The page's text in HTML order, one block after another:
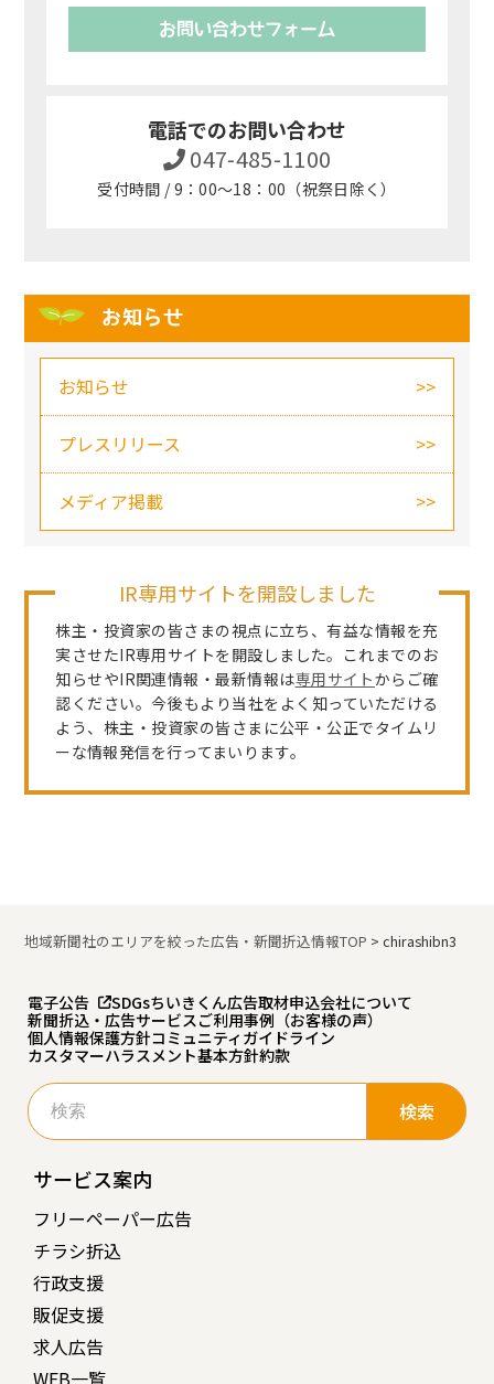
お問い合わせフォーム
電話でのお問い合わせ
047-485-1100
受付時間 / 9：00～18：00（祝祭日除く）
お知らせ
お知らせ
プレスリリース
メディア掲載
IR専用サイトを開設しました
株主・投資家の皆さまの視点に立ち、有益な情報を充
実させたIR専用サイトを開設しました。これまでのお
知らせやIR関連情報・最新情報は専用サイトからご確
認ください。今後もより当社をよく知っていただける
よう、株主・投資家の皆さまに公平・公正でタイムリ
ーな情報発信を行ってまいります。
地域新聞社のエリアを絞った広告・新聞折込情報TOP >chirashibn3
電子公告 SDGsちいきくん広告取材申込会社について
新聞折込・広告サービスご利用事例（お客様の声）
個人情報保護方針コミュニティガイドライン
カスタマーハラスメント基本方針約款
検
索:
サービス案内
フリーペーパー広告
チラシ折込
行政支援
販促支援
求人広告
WEB一覧